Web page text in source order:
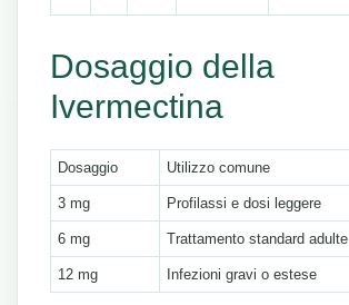
Dosaggio della
Ivermectina
Dosaggio Utilizzo comune
3 mg Profilassi e dosi leggere
6 mg Trattamento standard adulte
12 mg Infezioni gravi o estese